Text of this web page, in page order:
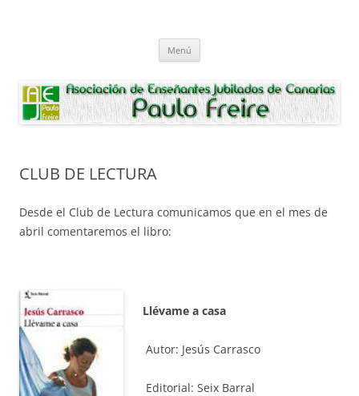
Paulo Freire
Menú
CLUB DE LECTURA
Desde el Club de Lectura comunicamos que en el mes de
abril comentaremos el libro:
Llévame a casa
Autor: Jesús Carrasco
Editorial: Seix Barral